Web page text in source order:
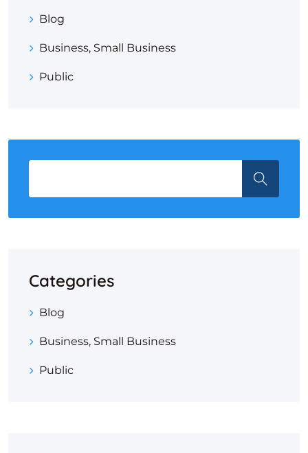
Blog
Business, Small Business
Public
Categories
Blog
Business, Small Business
Public